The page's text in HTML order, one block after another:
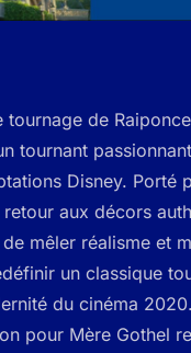
tournage de
tournant
Disney. Porté
aux décors
mêler réalisme et
un classique
du cinéma
pour Mère Gothel